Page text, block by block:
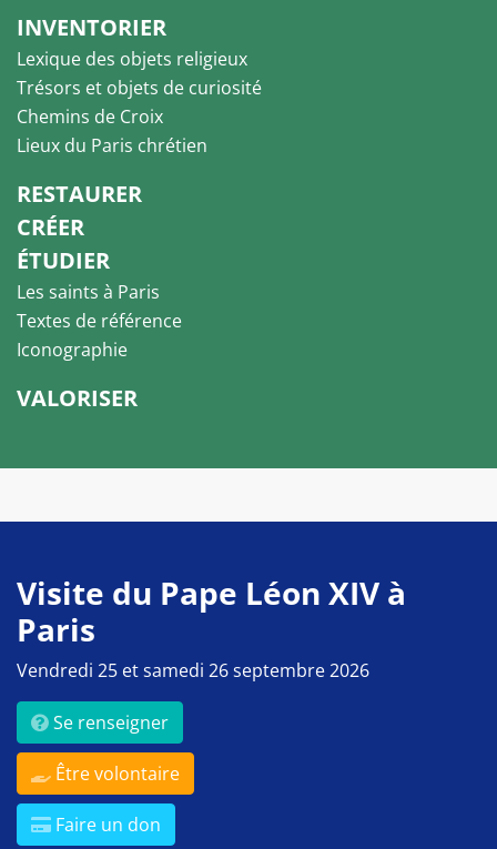
INVENTORIER
Lexique des objets religieux
Trésors et objets de curiosité
Chemins de Croix
Lieux du Paris chrétien
RESTAURER
CRÉER
ÉTUDIER
Les saints à Paris
Textes de référence
Iconographie
VALORISER
Visite du Pape Léon XIV à
Paris
Vendredi 25 et samedi 26 septembre 2026
Se renseigner
Être volontaire
Faire un don